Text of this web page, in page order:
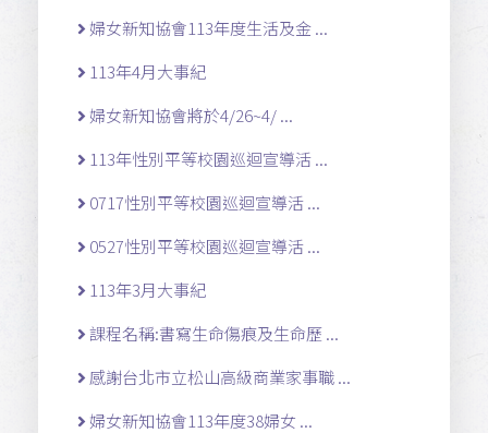
婦女新知協會113年度生活及金 ...
113年4月大事紀
婦女新知協會將於4/26~4/ ...
113年性別平等校園巡迴宣導活 ...
0717性別平等校園巡迴宣導活 ...
0527性別平等校園巡迴宣導活 ...
113年3月大事紀
課程名稱:書寫生命傷痕及生命歷 ...
感謝台北市立松山高級商業家事職 ...
婦女新知協會113年度38婦女 ...